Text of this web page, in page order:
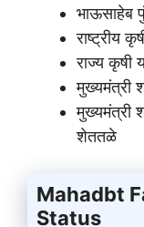
भाऊसाहेब
राष्ट्रीय
राज्य कृषी
मुख्यमंत्री
मुख्यमंत्री
शेततळे
Mahadbt
Status